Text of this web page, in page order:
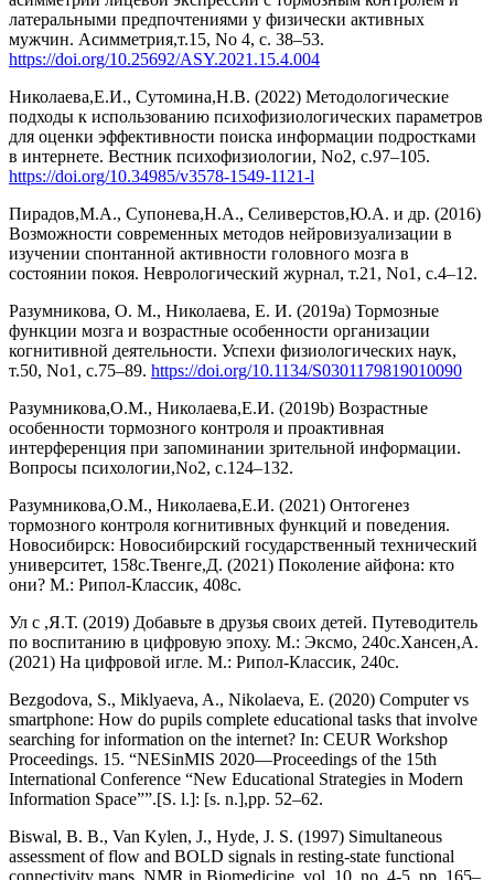
латеральными предпочтениями у физически активных
мужчин. Асимметрия,т.15, No 4, с. 38–53.
https://doi.org/10.25692/ASY.2021.15.4.004
Николаева,Е.И., Сутомина,Н.В. (2022) Методологические
подходы к использованию психофизиологических параметров
для оценки эффективности поиска информации подростками
в интернете. Вестник психофизиологии, No2, с.97–105.
https://doi.org/10.34985/v3578-1549-1121-l
Пирадов,М.А., Супонева,Н.А., Селиверстов,Ю.А. и др. (2016)
Возможности современных методов нейровизуализации в
изучении спонтанной активности головного мозга в
состоянии покоя. Неврологический журнал, т.21, No1, с.4–12.
Разумникова, О. М., Николаева, Е. И. (2019a) Тормозные
функции мозга и возрастные особенности организации
когнитивной деятельности. Успехи физиологических наук,
т.50, No1, с.75–89. https://doi.org/10.1134/S0301179819010090
Разумникова,О.М., Николаева,Е.И. (2019b) Возрастные
особенности тормозного контроля и проактивная
интерференция при запоминании зрительной информации.
Вопросы психологии,No2, с.124–132.
Разумникова,О.М., Николаева,Е.И. (2021) Онтогенез
тормозного контроля когнитивных функций и поведения.
Новосибирск: Новосибирский государственный технический
университет, 158с.Твенге,Д. (2021) Поколение айфона: кто
они? М.: Рипол-Классик, 408с.
Ул с ,Я.Т. (2019) Добавьте в друзья своих детей. Путеводитель
по воспитанию в цифровую эпоху. М.: Эксмо, 240с.Хансен,А.
(2021) На цифровой игле. М.: Рипол-Классик, 240с.
Bezgodova, S., Miklyaeva, A., Nikolaeva, E. (2020) Computer vs
smartphone: How do pupils complete educational tasks that involve
searching for information on the internet? In: CEUR Workshop
Proceedings. 15. “NESinMIS 2020—Proceedings of the 15th
International Conference “New Educational Strategies in Modern
Information Space””.[S. l.]: [s. n.],pp. 52–62.
Biswal, B. B., Van Kylen, J., Hyde, J. S. (1997) Simultaneous
assessment of flow and BOLD signals in resting-state functional
connectivity maps. NMR in Biomedicine, vol. 10, no. 4-5, pp. 165–